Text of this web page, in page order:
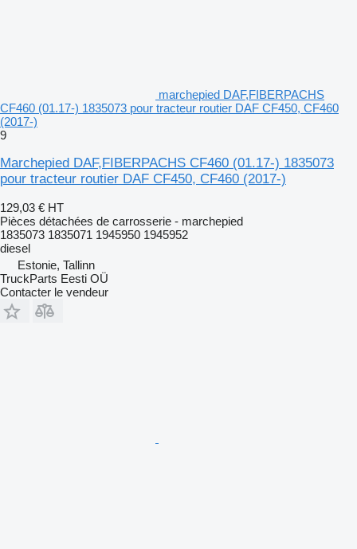
marchepied DAF,FIBERPACHS
CF460 (01.17-) 1835073 pour tracteur routier DAF CF450, CF460
(2017-)
9
Marchepied DAF,FIBERPACHS CF460 (01.17-) 1835073
pour tracteur routier DAF CF450, CF460 (2017-)
129,03 € HT
Pièces détachées de carrosserie - marchepied
1835073 1835071 1945950 1945952
diesel
Estonie, Tallinn
TruckParts Eesti OÜ
Contacter le vendeur